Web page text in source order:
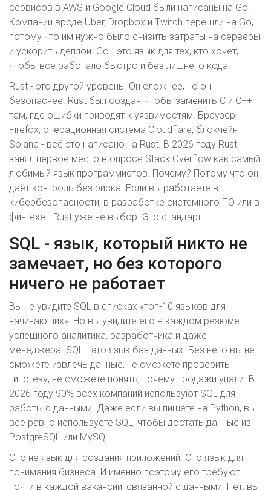
сервисов в AWS и Google Cloud были написаны на Go.
Компании вроде Uber, Dropbox и Twitch перешли на Go,
потому что им нужно было снизить затраты на серверы
и ускорить деплой. Go - это язык для тех, кто хочет,
чтобы всё работало быстро и без лишнего кода.
Rust - это другой уровень. Он сложнее, но он
безопаснее. Rust был создан, чтобы заменить C и C++
там, где ошибки приводят к уязвимостям. Браузер
Firefox, операционная система Cloudflare, блокчейн
Solana - всё это написано на Rust. В 2026 году Rust
занял первое место в опросе Stack Overflow как самый
любимый язык программистов. Почему? Потому что он
даёт контроль без риска. Если вы работаете в
кибербезопасности, в разработке системного ПО или в
финтехе - Rust уже не выбор. Это стандарт.
SQL - язык, который никто не
замечает, но без которого
ничего не работает
Вы не увидите SQL в списках «топ-10 языков для
начинающих». Но вы увидите его в каждом резюме
успешного аналитика, разработчика и даже
менеджера. SQL - это язык баз данных. Без него вы не
сможете извлечь данные, не сможете проверить
гипотезу, не сможете понять, почему продажи упали. В
2026 году 90% всех компаний используют SQL для
работы с данными. Даже если вы пишете на Python, вы
всё равно используете SQL, чтобы достать данные из
PostgreSQL или MySQL.
Это не язык для создания приложений. Это язык для
понимания бизнеса. И именно поэтому его требуют
почти в каждой вакансии, связанной с данными. Нет, вы